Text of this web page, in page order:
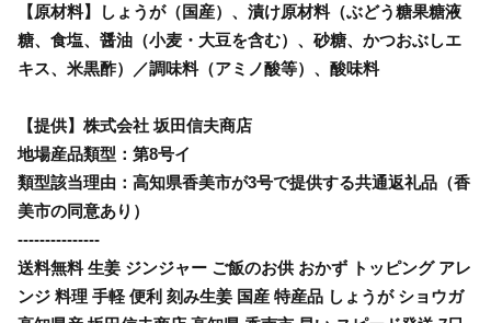
【原材料】しょうが（国産）、漬け原材料（ぶどう糖果糖液
糖、食塩、醤油（小麦・大豆を含む）、砂糖、かつおぶしエ
キス、米黒酢）／調味料（アミノ酸等）、酸味料
【提供】株式会社 坂田信夫商店
地場産品類型：第8号イ
類型該当理由：高知県香美市が3号で提供する共通返礼品（香
美市の同意あり）
---------------
送料無料 生姜 ジンジャー ご飯のお供 おかず トッピング アレ
ンジ 料理 手軽 便利 刻み生姜 国産 特産品 しょうが ショウガ